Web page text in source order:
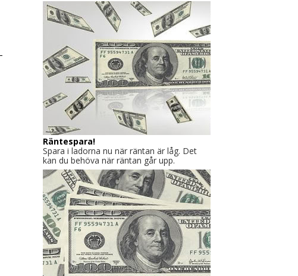
Räntespara!
Spara i ladorna nu när räntan är låg. Det
kan du behöva när räntan går upp.